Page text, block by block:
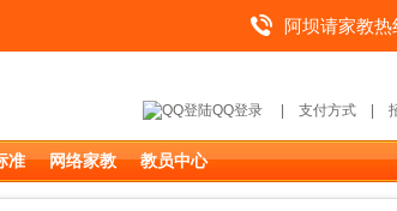
阿坝请家教热
QQ登录 支付方式
准 网络家教 教员中心